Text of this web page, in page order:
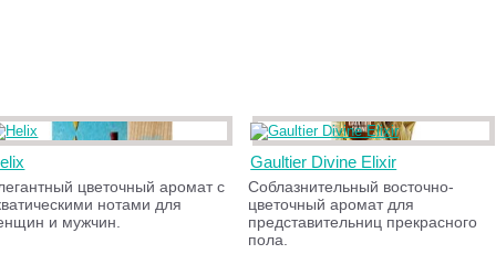
цветочный аромат с
нотами для
и мужчин.
Gaultier Divine Elixir
Соблазнительный восточно-
цветочный аромат для
представительниц прекрасного
пола.